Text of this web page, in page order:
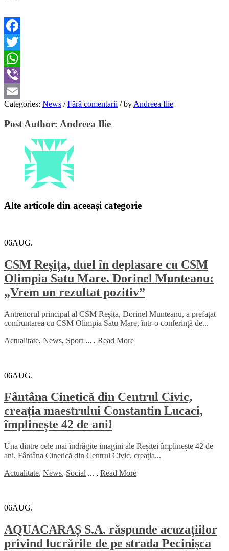
Facebook
Twitter
WhatsApp
Viber
Email
Categories: News / Fără comentarii /by Andreea Ilie
Post Author: Andreea Ilie
Alte articole din aceeași categorie
06AUG.
CSM Reșița, duel în deplasare cu CSM
Olimpia Satu Mare. Dorinel Munteanu:
„Vrem un rezultat pozitiv”
Antrenorul principal al CSM Reșița, Dorinel Munteanu, a prefațat
confruntarea cu CSM Olimpia Satu Mare, într-o conferință de...
Actualitate, News, Sport ... , Read More
06AUG.
Fântâna Cinetică din Centrul Civic,
creația maestrului Constantin Lucaci,
împlinește 42 de ani!
Una dintre cele mai îndrăgite imagini ale Reșiței împlinește 42 de
ani. Fântâna Cinetică din Centrul Civic, creația...
Actualitate, News, Social ... , Read More
06AUG.
AQUACARAȘ S.A. răspunde acuzațiilor
privind lucrările de pe strada Pecinișca